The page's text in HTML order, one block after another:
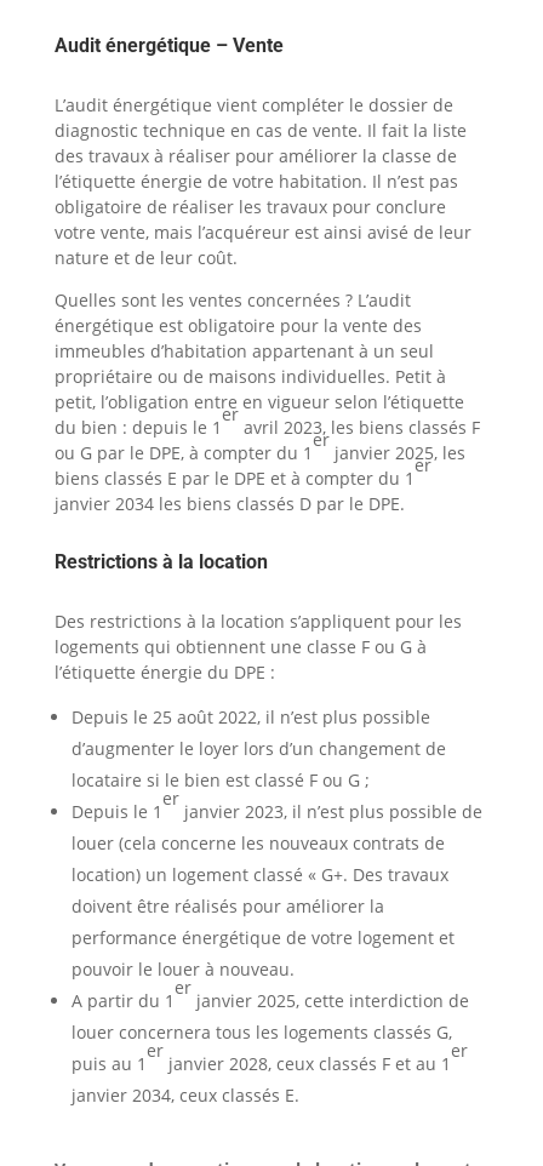
Audit énergétique – Vente
L’audit énergétique vient compléter le dossier de
diagnostic technique en cas de vente. Il fait la liste
des travaux à réaliser pour améliorer la classe de
l’étiquette énergie de votre habitation. Il n’est pas
obligatoire de réaliser les travaux pour conclure
votre vente, mais l’acquéreur est ainsi avisé de leur
nature et de leur coût.
Quelles sont les ventes concernées ? L’audit
énergétique est obligatoire pour la vente des
immeubles d’habitation appartenant à un seul
propriétaire ou de maisons individuelles. Petit à
petit, l’obligation entre en vigueur selon l’étiquette
du bien : depuis le 1
er
avril 2023, les biens classés F
ou G par le DPE, à compter du 1
er
janvier 2025, les
biens classés E par le DPE et à compter du 1
er
janvier 2034 les biens classés D par le DPE.
Restrictions à la location
Des restrictions à la location s’appliquent pour les
logements qui obtiennent une classe F ou G à
l’étiquette énergie du DPE :
Depuis le 25 août 2022, il n’est plus possible
d’augmenter le loyer lors d’un changement de
locataire si le bien est classé F ou G ;
Depuis le 1
er
janvier 2023, il n’est plus possible de
louer (cela concerne les nouveaux contrats de
location) un logement classé « G+. Des travaux
doivent être réalisés pour améliorer la
performance énergétique de votre logement et
pouvoir le louer à nouveau.
A partir du 1
er
janvier 2025, cette interdiction de
louer concernera tous les logements classés G,
puis au 1
er
janvier 2028, ceux classés F et au 1
er
janvier 2034, ceux classés E.